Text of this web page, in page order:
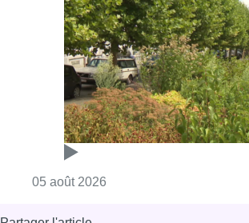
Partager l'article
Facebook
TwitterWhatsApp
Share
04 septembre 2023- 13h09
Travaux
Mobilité
News